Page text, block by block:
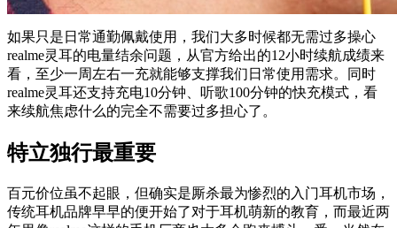
如果只是日常通勤佩戴使用，我们大多时候都无需过多操心
realme灵耳的电量结余问题，从官方给出的12小时续航成绩来
看，至少一周左右一充就能够支撑我们日常使用需求。同时
realme灵耳还支持充电10分钟、听歌100分钟的快充模式，看
来续航焦虑什么的完全不需要过多担心了。
特立独行最重要
百元价位虽不起眼，但确实是厮杀最为惨烈的入门耳机市场，
传统耳机品牌早早的便开始了对于耳机萌新的教育，而最近两